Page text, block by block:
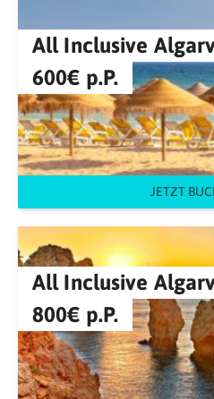
All Inclusive
600€ p.P.
JETZT
All Inclusive
800€ p.P.